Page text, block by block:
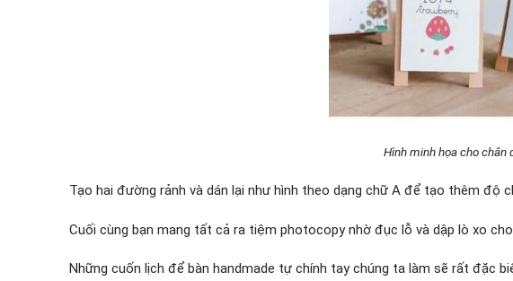
Hình minh họa cho chân
Tạo hai đường rảnh và dán lại như hình theo dạng chữ A để tạo thêm độ
Cuối cùng bạn mang tất cả ra tiệm photocopy nhờ đục lỗ và dập lò xo
Những cuốn lịch để bàn handmade tự chính tay chúng ta làm sẽ rất đặc